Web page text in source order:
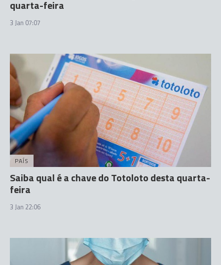
quarta-feira
3 Jan 07:07
PAÍS
Saiba qual é a chave do Totoloto desta quarta-
feira
3 Jan 22:06